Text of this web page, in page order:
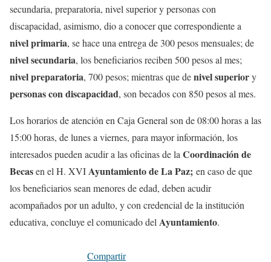
secundaria, preparatoria, nivel superior y personas con
discapacidad, asimismo, dio a conocer que correspondiente a
nivel primaria, se hace una entrega de 300 pesos mensuales; de
nivel secundaria, los beneficiarios reciben 500 pesos al mes;
nivel preparatoria, 700 pesos; mientras que denivel superiory
personas con discapacidad, son becados con 850 pesos al mes.
Los horarios de atención en Caja General son de 08:00 horas a las
15:00 horas, de lunes a viernes, para mayor información, los
interesados pueden acudir a las oficinas de la Coordinación de
Becasen el H. XVIAyuntamiento de La Paz; en caso de que
los beneficiarios sean menores de edad, deben acudir
acompañados por un adulto, y con credencial de la institución
educativa, concluye el comunicado del Ayuntamiento.
Compartir